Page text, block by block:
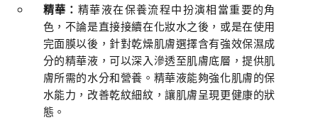
精華： 精華液在保養流程中扮演相當重要的角
色，不論是直接接續在化妝水之後，或是在使用
完面膜以後，針對乾燥肌膚選擇含有強效保濕成
分的精華液，可以深入滲透至肌膚底層，提供肌
膚所需的水分和營養。精華液能夠強化肌膚的保
水能力，改善乾紋細紋，讓肌膚呈現更健康的狀
態。